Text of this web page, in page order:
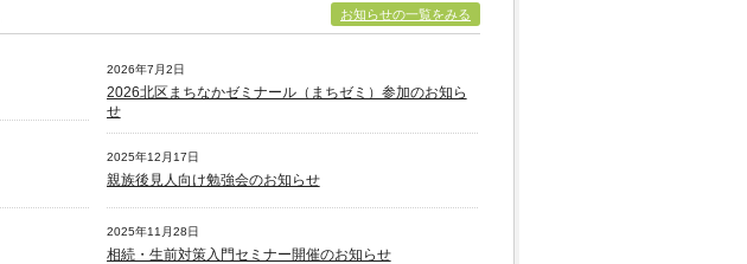
2026年7月2日
2026北区まちなかゼミナール（まちゼミ）参加のお知ら
せ
2025年12月17日
親族後見人向け勉強会のお知らせ
2025年11月28日
相続・生前対策入門セミナー開催のお知らせ
お知らせの一覧をみる